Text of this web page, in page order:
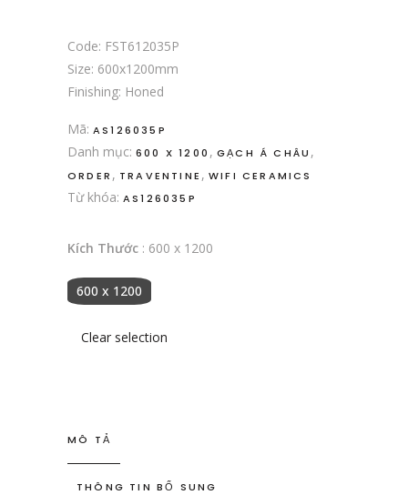
Code: FST612035P
Size: 600x1200mm
Finishing: Honed
Mã: AS126035P
Danh mục: 600 X 1200 , GẠCH Á CHÂU ,
ORDER , TRAVENTINE , WIFI CERAMICS
Từ khóa: AS126035P
Kích Thước : 600 x 1200
600 x 1200
Clear selection
MÔ TẢ
THÔNG TIN BỔ SUNG